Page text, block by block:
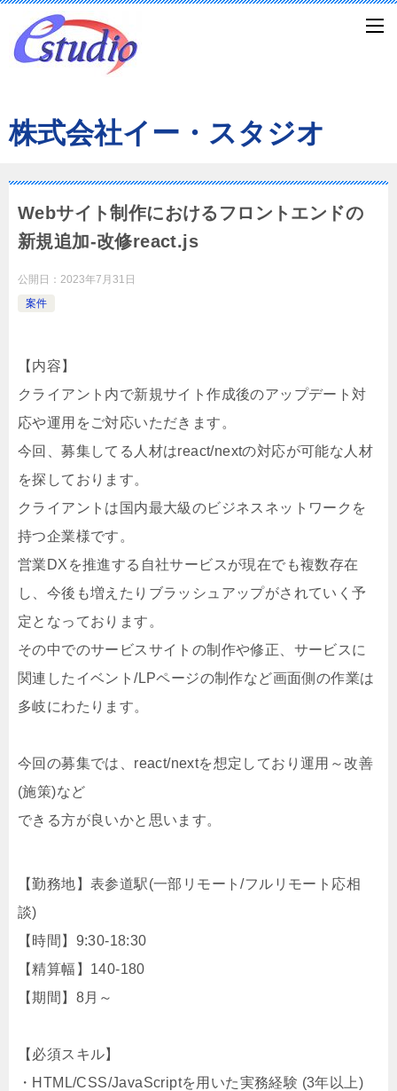
株式会社イー・スタジオ
Webサイト制作におけるフロントエンドの
新規追加-改修react.js
公開日： 2023年7月31日
案件
【内容】
クライアント内で新規サイト作成後のアップデート対
応や運用をご対応いただきます。
今回、募集してる人材はreact/nextの対応が可能な人材
を探しております。
クライアントは国内最大級のビジネスネットワークを
持つ企業様です。
営業DXを推進する自社サービスが現在でも複数存在
し、今後も増えたりブラッシュアップがされていく予
定となっております。
その中でのサービスサイトの制作や修正、サービスに
関連したイベント/LPページの制作など画面側の作業は
多岐にわたります。
今回の募集では、react/nextを想定しており運用～改善
(施策)など
できる方が良いかと思います。
【勤務地】表参道駅(一部リモート/フルリモート応相
談)
【時間】9:30-18:30
【精算幅】140-180
【期間】8月～
【必須スキル】
・HTML/CSS/JavaScriptを用いた実務経験 (3年以上)